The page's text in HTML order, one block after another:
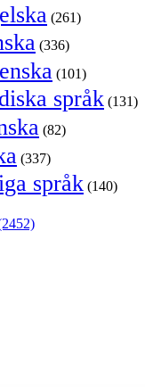
(261)
(336)
(101)
språk (131)
(82)
(337)
språk (140)